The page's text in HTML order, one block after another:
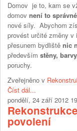
Domov je to, kam se
domov není to
nové síly. Abychom
provést určité změny v
přesunem bydliště nic
především stěny,
poruchy.
Zveřejněno v
Číst dál...
pondělí, 24 září 2012
povolení